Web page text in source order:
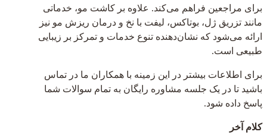
برای مراجعین فراهم می‌کند. علاوه بر کاشت مو، خدماتی
مانند تزریق ژل، بوتاکس، لیفت با نخ و درمان ریزش مو نیز
ارائه می‌شود که نشان‌دهنده تنوع خدمات و تمرکز بر زیبایی
طبیعی است.
برای اطلاعات بیشتر در این زمینه با همکاران ما در تماس
باشید تا در یک جلسه مشاوره رایگان به تمام سوالات شما
پاسخ داده شود.
کلام آخر